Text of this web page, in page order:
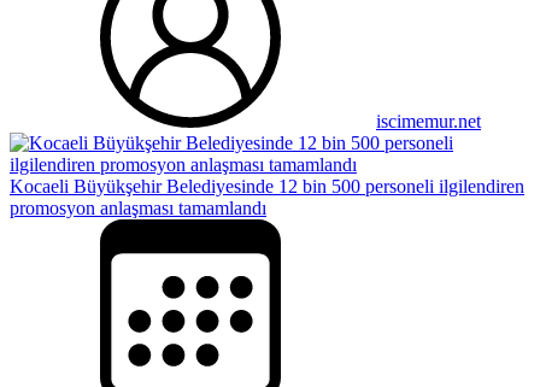
iscimemur.net
Kocaeli Büyükşehir Belediyesinde 12 bin 500 personeli ilgilendiren
promosyon anlaşması tamamlandı